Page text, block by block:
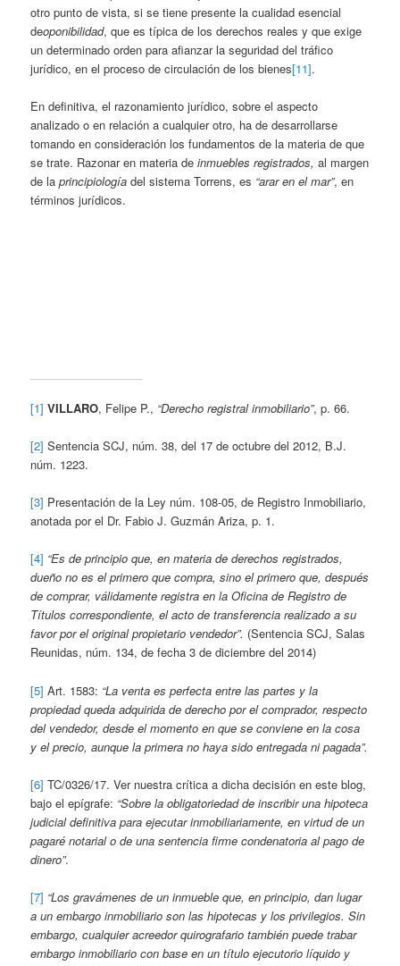
otro punto de vista, si se tiene presente la cualidad esencial
deoponibilidad, que es típica de los derechos reales y que exige
un determinado orden para afianzar la seguridad del tráfico
jurídico, en el proceso de circulación de los bienes[11].
En definitiva, el razonamiento jurídico, sobre el aspecto
analizado o en relación a cualquier otro, ha de desarrollarse
tomando en consideración los fundamentos de la materia de que
se trate. Razonar en materia deinmuebles registrados, al margen
de laprincipiología del sistema Torrens, es “arar en el mar”, en
términos jurídicos.
[1] VILLARO, Felipe P., “Derecho registral inmobiliario”, p. 66.
[2] Sentencia SCJ, núm. 38, del 17 de octubre del 2012, B.J.
núm. 1223.
[3] Presentación de la Ley núm. 108-05, de Registro Inmobiliario,
anotada por el Dr. Fabio J. Guzmán Ariza, p. 1.
[4] “Es de principio que, en materia de derechos registrados,
dueño no es el primero que compra, sino el primero que, después
de comprar, válidamente registra en la Oficina de Registro de
Títulos correspondiente, el acto de transferencia realizado a su
favor por el original propietario vendedor”. (Sentencia SCJ, Salas
Reunidas, núm. 134, de fecha 3 de diciembre del 2014)
[5] Art. 1583: “La venta es perfecta entre las partes y la
propiedad queda adquirida de derecho por el comprador, respecto
del vendedor, desde el momento en que se conviene en la cosa
y el precio, aunque la primera no haya sido entregada ni pagada”.
[6] TC/0326/17. Ver nuestra crítica a dicha decisión en este blog,
bajo el epígrafe: “Sobre la obligatoriedad de inscribir una hipoteca
judicial definitiva para ejecutar inmobiliariamente, en virtud de un
pagaré notarial o de una sentencia firme condenatoria al pago de
dinero”.
[7] “Los gravámenes de un inmueble que, en principio, dan lugar
a un embargo inmobiliario son las hipotecas y los privilegios. Sin
embargo, cualquier acreedor quirografario también puede trabar
embargo inmobiliario con base en un título ejecutorio líquido y